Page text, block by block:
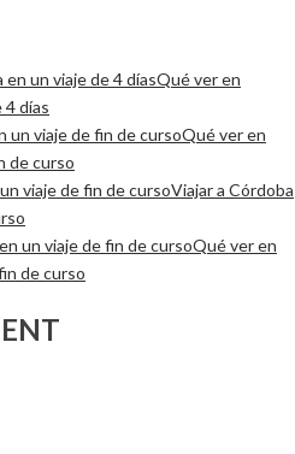
Qué ver en
4 días
Qué ver en
de curso
Viajar a Córdoba
Qué ver en
de curso